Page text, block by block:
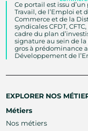
Ce portail est issu
Travail, de l’Emploi et
Commerce et de la
syndicales CFDT,
cadre du plan
signature au sein de
gros à prédominance
Développement de
EXPLORER NOS
Métiers
Nos métiers